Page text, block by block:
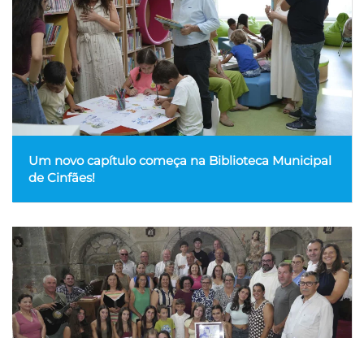
Um novo capítulo começa na Biblioteca Municipal
de Cinfães!